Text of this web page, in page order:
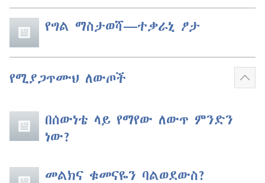
የግል ማስታወሻ—ተቃራኒ ፆታ
የሚያጋጥሙህ ለውጦች
በሰውነቴ ላይ የማየው ለውጥ ምንድን
ነው?
መልክና ቁመናዬን ባልወደውስ?